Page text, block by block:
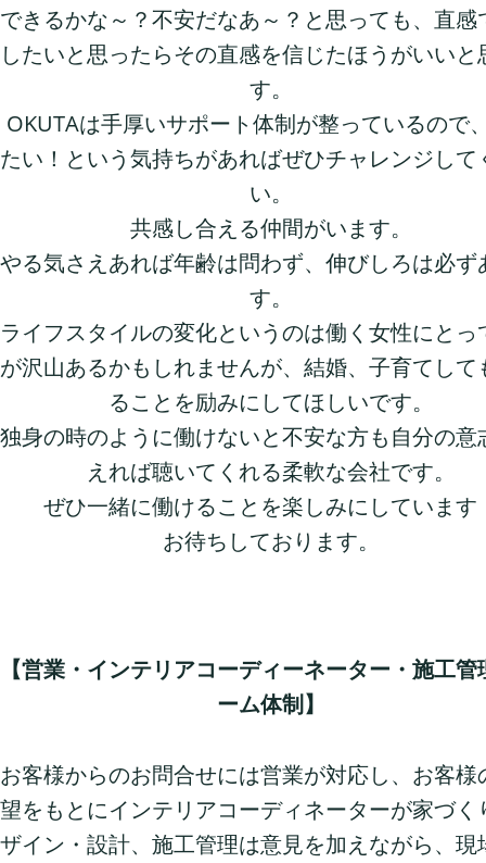
できるかな～？不安だなあ～？と思っても、直感
したいと思ったらその直感を信じたほうがいいと
す。
OKUTAは手厚いサポート体制が整っているので
たい！という気持ちがあればぜひチャレンジして
い。
共感し合える仲間がいます。
やる気さえあれば年齢は問わず、伸びしろは必ず
す。
ライフスタイルの変化というのは働く女性にとっ
が沢山あるかもしれませんが、結婚、子育てして
ることを励みにしてほしいです。
独身の時のように働けないと不安な方も自分の意
えれば聴いてくれる柔軟な会社です。
ぜひ一緒に働けることを楽しみにしています
お待ちしております。
【営業・インテリアコーディーネーター・施工管
ーム体制】
お客様からのお問合せには営業が対応し、お客様
望をもとにインテリアコーディネーターが家づく
ザイン・設計、施工管理は意見を加えながら、現